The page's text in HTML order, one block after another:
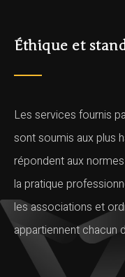
Éthique et
Les services fournis
sont soumis aux plus
répondent aux
la pratique
les associations et
appartiennent chacun